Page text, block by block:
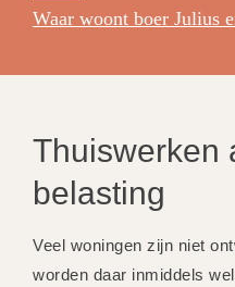
Waar woont boer Julius
Thuiswerken
belasting
Veel woningen zijn niet
worden daar inmiddels